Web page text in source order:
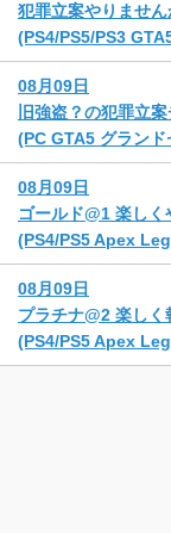
犯罪立案やりません
(PS4/PS5/PS3
08月09日
旧強盗？の犯罪立
(PC GTA5 グラン
08月09日
ゴールド@1 楽しく
(PS4/PS5 Apex
08月09日
プラチナ@2 楽し
(PS4/PS5 Apex